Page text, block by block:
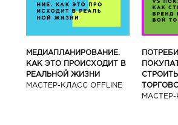
МЕДИАПЛАНИРОВАНИЕ.
КАК ЭТО ПРОИСХОДИТ В
РЕАЛЬНОЙ ЖИЗНИ
МАСТЕР-КЛАСС OFFLINE
МАСТЕР-